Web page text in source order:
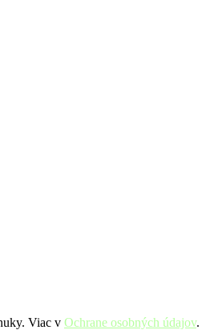
Viac v Ochrane osobných údajov.